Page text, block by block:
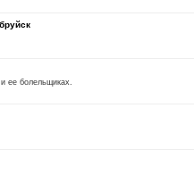
ее болельщиках.